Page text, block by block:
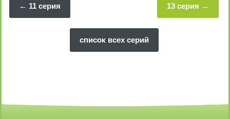
13 серия
11 серия
список всех серий